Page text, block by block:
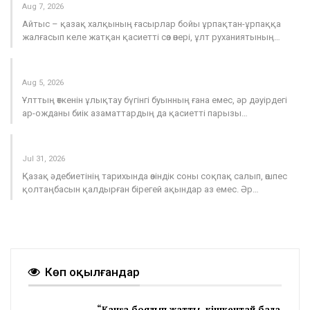
тартылған инвестиция 11 есеге өсті
Aug 7, 2026
«Швейцарияда тұрып жатқандаймыз»
Басты мақсат – балалар қауіпсіздігі
Aug 7, 2026
Aug 7, 2026
Жасанды интеллект, болашақ мамандықтар және
ЖСДП партиясының өкілі «Байтақ» партиясының
сұрағына жауап берді
Aug 7, 2026
Айтыс – қазақ халқының ғасырлар бойы ұрпақтан-ұрпаққа
жалғасып келе жатқан қасиетті сөз өнері, ұлт руханиятының…
Aug 5, 2026
Ұлттың өткенін ұлықтау бүгінгі буынның ғана емес, әр дәуірдегі
ар-ожданы биік азаматтардың да қасиетті парызы…
Jul 31, 2026
Қазақ әдебиетінің тарихында өзіндік соны соқпақ салып, өшпес
қолтаңбасын қалдырған бірегей ақындар аз емес. Әр…
Көп оқылғандар